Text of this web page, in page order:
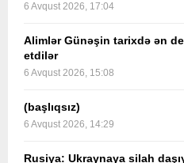
6 Avqust 2026, 17:04
Alimlər Günəşin tarixdə ən
etdilər
6 Avqust 2026, 15:08
(başlıqsız)
6 Avqust 2026, 14:29
Rusiya: Ukraynaya silah